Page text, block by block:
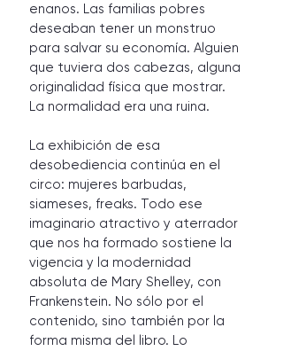
enanos. Las familias pobres
deseaban tener un monstruo
para salvar su economía. Alguien
que tuviera dos cabezas, alguna
originalidad física que mostrar.
La normalidad era una ruina.
La exhibición de esa
desobediencia continúa en el
circo: mujeres barbudas,
siameses, freaks. Todo ese
imaginario atractivo y aterrador
que nos ha formado sostiene la
vigencia y la modernidad
absoluta de Mary Shelley, con
Frankenstein. No sólo por el
contenido, sino también por la
forma misma del libro. Lo